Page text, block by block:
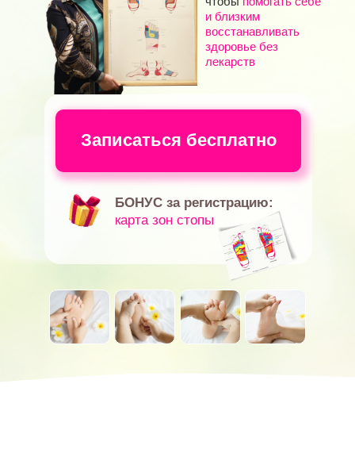
и близким
восстанавливать
здоровье без
лекарств
Записаться бесплатно
БОНУС за регистрацию:
карта зон стопы